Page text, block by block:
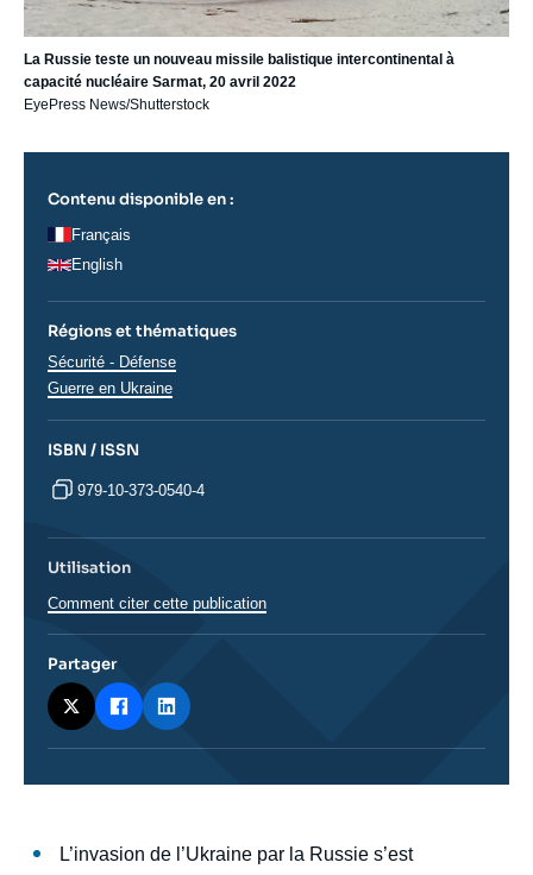
La Russie teste un nouveau missile balistique intercontinental à
capacité nucléaire Sarmat, 20 avril 2022
EyePress News/Shutterstock
CorpsL’invasion de l’Ukraine par la Russie s’est
Contenu disponible en :
Français
English
Régions et thématiques
Thématiques
analyses
Sécurité - Défense
Régions
Guerre en Ukraine
ISBN / ISSN
979-10-373-0540-4
Utilisation
Comment citer cette publication
Partager